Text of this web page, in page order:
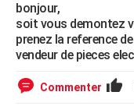
bonjour,
soit vous demontez
prenez la reference
vendeur de pieces
Commenter